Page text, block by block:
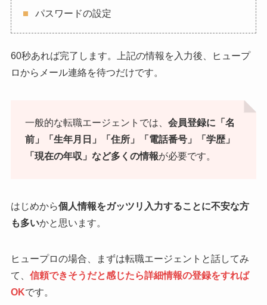
パスワードの設定
60秒あれば完了します。上記の情報を入力後、ヒュープ
ロからメール連絡を待つだけです。
一般的な転職エージェントでは、 会員登録に「名
前」「生年月日」「住所」「電話番号」「学歴」
「現在の年収」など多くの情報が必要です。
はじめから個人情報をガッツリ入力することに不安な方
も多いかと思います。
ヒュープロの場合、まずは転職エージェントと話してみ
て、 信頼できそうだと感じたら詳細情報の登録をすれば
OKです。